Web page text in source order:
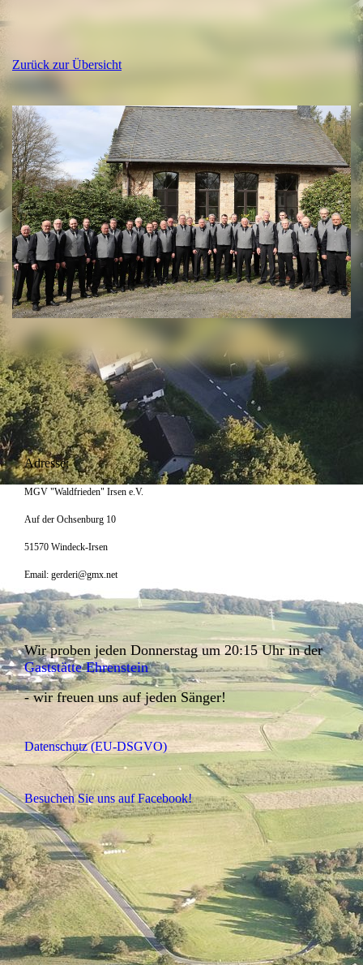
Zurück zur Übersicht
Adresse:
MGV "Waldfrieden" Irsen e.V.
Auf der Ochsenburg 10
51570 Windeck-Irsen
Email: gerderi@gmx.net
Wir proben jeden Donnerstag um 20:15 Uhr in der
Gaststätte Ehrenstein
- wir freuen uns auf jeden Sänger!
Datenschutz (EU-DSGVO)
Besuchen Sie uns auf Facebook!